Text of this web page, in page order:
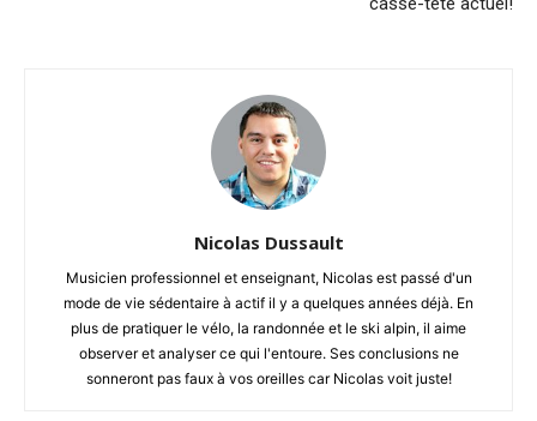
Nicolas Dussault
Musicien professionnel et enseignant, Nicolas est passé d'un
mode de vie sédentaire à actif il y a quelques années déjà. En
plus de pratiquer le vélo, la randonnée et le ski alpin, il aime
observer et analyser ce qui l'entoure. Ses conclusions ne
sonneront pas faux à vos oreilles car Nicolas voit juste!